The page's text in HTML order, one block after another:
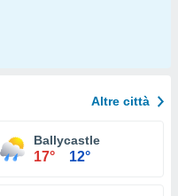
Altre città
Ballycastle
17° 12°